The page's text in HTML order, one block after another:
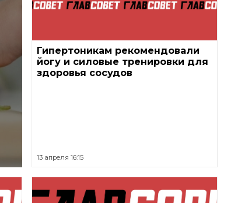
Гипертоникам рекомендовали
йогу и силовые тренировки для
здоровья сосудов
13 апреля 16:15